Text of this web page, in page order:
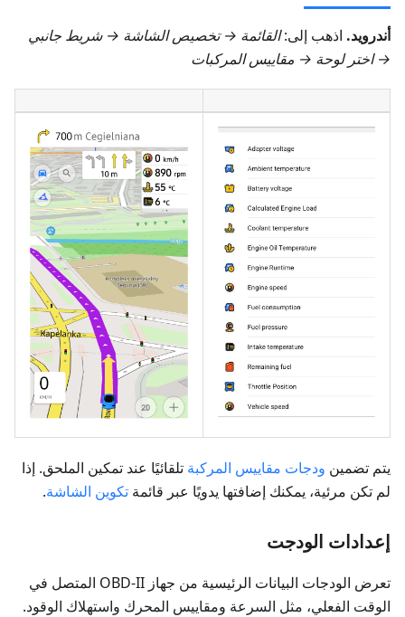
أندرويد. اذهب إلى:القائمة → تخصيص الشاشة → شريط جانبي
→ اختر لوحة → مقاييس المركبات
يتم تضمين ودجات مقاييس المركبة تلقائيًا عند تمكين الملحق. إذا
لم تكن مرئية، يمكنك إضافتها يدويًا عبر قائمة تكوين الشاشة.
إعدادات الودجت
تعرض الودجات البيانات الرئيسية من جهاز OBD-II المتصل في
الوقت الفعلي، مثل السرعة ومقاييس المحرك واستهلاك الوقود.